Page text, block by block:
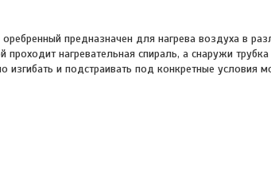
предназначен для нагрева воздуха в
проходит нагревательная спираль, а снаружи
и подстраивать под конкретные условия